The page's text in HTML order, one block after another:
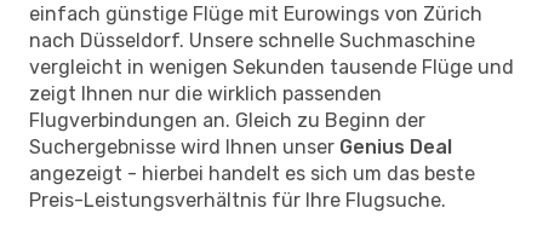
einfach günstige Flüge mit Eurowings von Zürich
nach Düsseldorf. Unsere schnelle Suchmaschine
vergleicht in wenigen Sekunden tausende Flüge und
zeigt Ihnen nur die wirklich passenden
Flugverbindungen an. Gleich zu Beginn der
Suchergebnisse wird Ihnen unser Genius Deal
angezeigt - hierbei handelt es sich um das beste
Preis-Leistungsverhältnis für Ihre Flugsuche.